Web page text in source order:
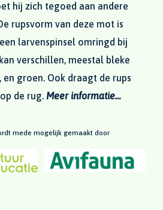
hij zich tegoed aan andere
rupsvorm van deze mot is
larvenspinsel omringd bij
verschillen, meestal bleke
groen. Ook draagt de rups
de rug. Meer informatie…
mede mogelijk gemaakt door